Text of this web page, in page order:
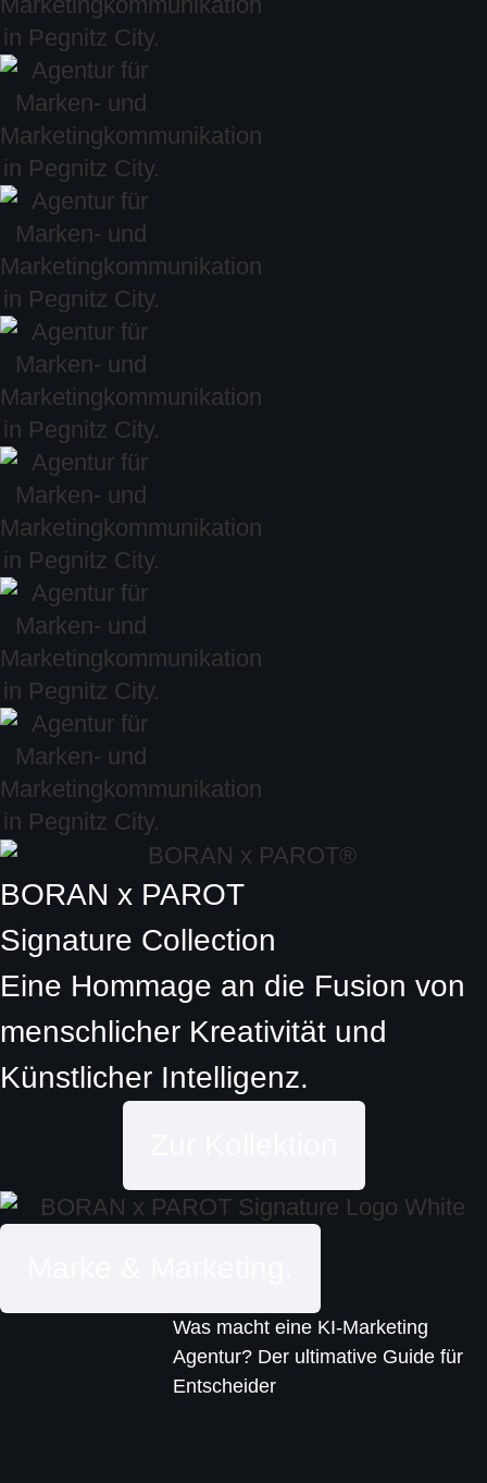
BORAN x PAROT
Signature Collection
Eine Hommage an die Fusion von
menschlicher Kreativität und
Künstlicher Intelligenz.
Was macht eine KI-Marketing
Agentur? Der ultimative Guide für
Entscheider